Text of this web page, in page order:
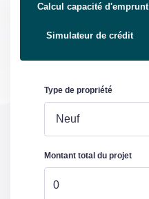
Calcul capacité d'emprunt
Simulateur de crédit